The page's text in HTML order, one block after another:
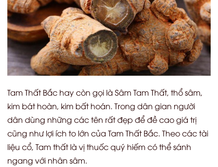
Tam Thất Bắc hay còn gọi là Sâm Tam Thất, thổ sâm,
kim bát hoàn, kim bất hoán. Trong dân gian người
dân dùng những các tên rất đẹp để đề cao giá trị
cũng như lợi ích to lớn của Tam Thất Bắc. Theo các tài
liệu cổ, Tam thất là vị thuốc quý hiếm có thể sánh
ngang với nhân sâm.